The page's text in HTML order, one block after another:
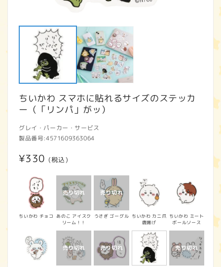
ちいかわ スマホに貼れるサイズのステッカ
ー（「リンパ」がッ）
グレイ・パーカー・サービス
製品番号:4571609363064
通
価
格
¥330 (税込)
ちいかわ チョコ
あのこ アイスク
リーム！！
うさぎ ゴーグル ちいかわ カニ爪
唐揚げ
ちいかわ ミート
ボールソース